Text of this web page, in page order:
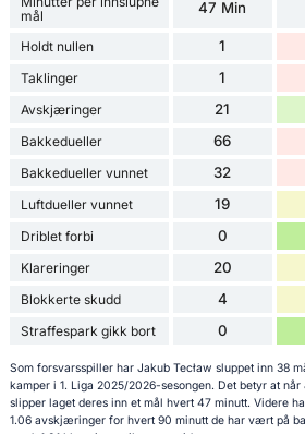
mål
47 Min
Holdt nullen 1
Taklinger 1
Avskjæringer 21
Bakkedueller 66
Bakkedueller vunnet 32
Luftdueller vunnet 19
Driblet forbi 0
Klareringer 20
Blokkerte skudd 4
Straffespark gikk bort 0
Som forsvarsspiller har Jakub Tecław sluppet inn 38
kamper i 1. Liga 2025/2026-sesongen. Det betyr at når
slipper laget deres inn et mål hvert 47 minutt. Videre
1.06 avskjæringer for hvert 90 minutt de har vært på